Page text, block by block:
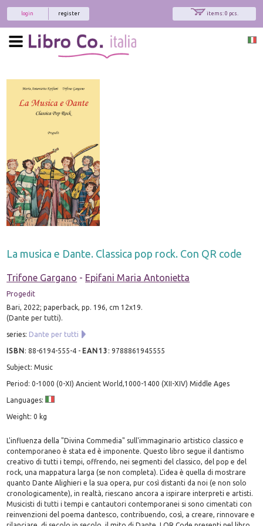
items: 0 pcs.
register
login
La musica e Dante. Classica pop rock. Con QR code
Trifone Gargano - Epifani Maria Antonietta
Progedit
Bari, 2022; paperback, pp. 196, cm 12x19.
(Dante per tutti).
series: Dante per tutti
ISBN:88-6194-555-4 - EAN13 :9788861945555
Subject: Music
Period: 0-1000 (0-XI) Ancient World,1000-1400 (XII-XIV) Middle Ages
Languages:
Weight: 0 kg
L'influenza della "Divina Commedia" sull'immaginario artistico classico e
contemporaneo è stata ed è imponente. Questo libro segue il dantismo
creativo di tutti i tempi, offrendo, nei segmenti del classico, del pop e del
rock, una mappatura larga (se non completa). L'idea è quella di mostrare
quanto Dante Alighieri e la sua opera, pur così distanti da noi (e non solo
cronologicamente), in realtà, riescano ancora a ispirare interpreti e artisti.
Musicisti di tutti i tempi e cantautori contemporanei si sono cimentati con
reinvenzioni del poema dantesco, contribuendo, così, a creare, rinnovare e